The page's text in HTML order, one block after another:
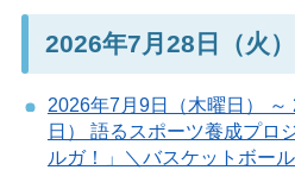
2026年7月28日（火
2026年7月9日（木曜日）
日） 語るスポーツ養成プロ
ルガ！」＼バスケットボー